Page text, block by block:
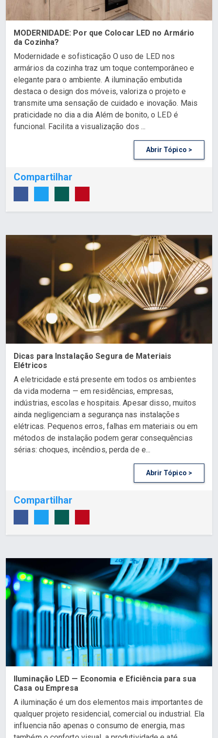
MODERNIDADE: Por que Colocar LED no Armário
da Cozinha?
Modernidade e sofisticação O uso de LED nos
armários da cozinha traz um toque contemporâneo e
elegante para o ambiente. A iluminação embutida
destaca o design dos móveis, valoriza o projeto e
transmite uma sensação de cuidado e inovação. Mais
praticidade no dia a dia Além de bonito, o LED é
funcional. Facilita a visualização dos ...
Abrir Tópico >
Compartilhar
Dicas para Instalação Segura de Materiais
Elétricos
A eletricidade está presente em todos os ambientes
da vida moderna — em residências, empresas,
indústrias, escolas e hospitais. Apesar disso, muitos
ainda negligenciam a segurança nas instalações
elétricas. Pequenos erros, falhas em materiais ou em
métodos de instalação podem gerar consequências
sérias: choques, incêndios, perda de e...
Abrir Tópico >
Compartilhar
Iluminação LED — Economia e Eficiência para sua
Casa ou Empresa
A iluminação é um dos elementos mais importantes de
qualquer projeto residencial, comercial ou industrial. Ela
influencia não apenas o consumo de energia, mas